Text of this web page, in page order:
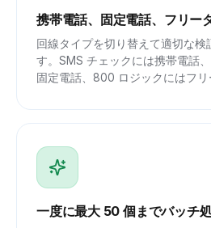
携帯電話、固定電話、フリー
回線タイプを切り替えて適切な検
す。SMS チェックには携帯電話
固定電話、800 ロジックにはフリ
一度に最大 50 個までバッチ